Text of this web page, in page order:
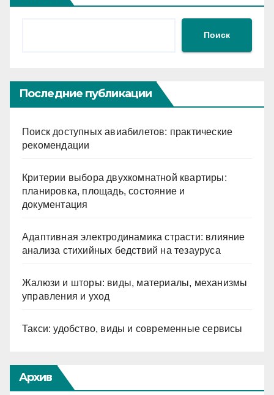
Поиск
Последние публикации
Поиск доступных авиабилетов: практические
рекомендации
Критерии выбора двухкомнатной квартиры:
планировка, площадь, состояние и
документация
Адаптивная электродинамика страсти: влияние
анализа стихийных бедствий на тезауруса
Жалюзи и шторы: виды, материалы, механизмы
управления и уход
Такси: удобство, виды и современные сервисы
Архив